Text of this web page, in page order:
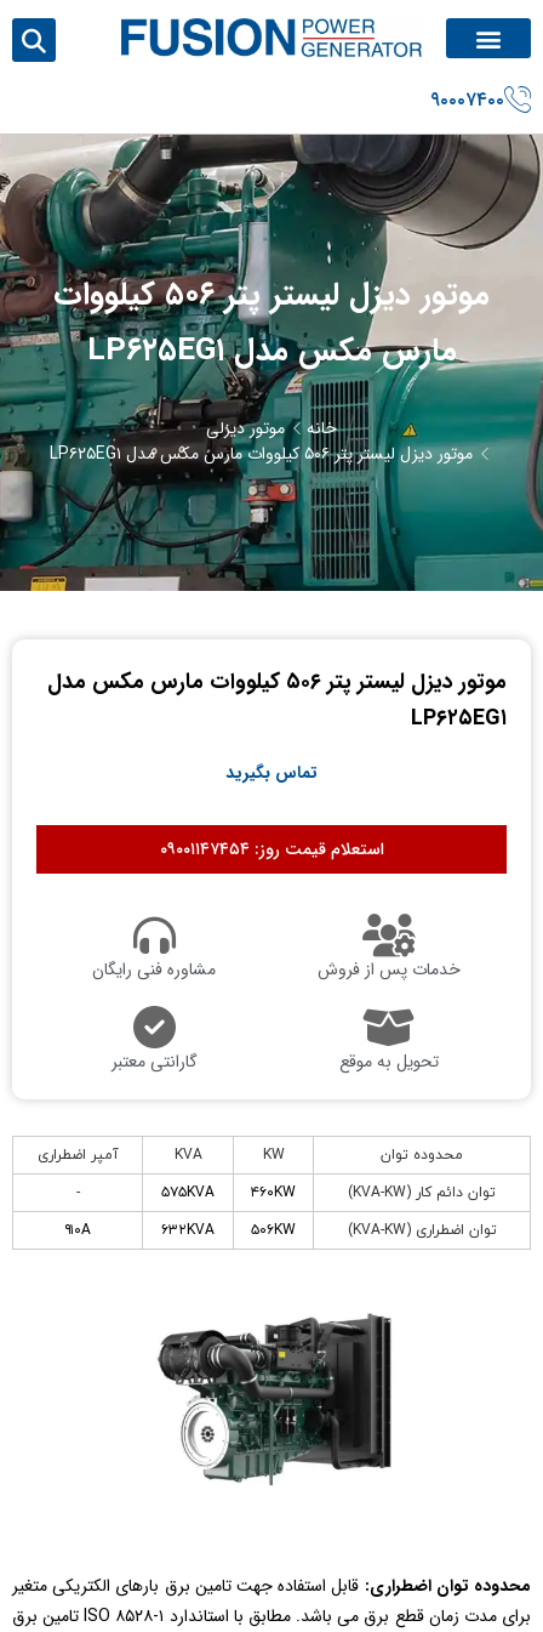
۹۰۰۰۷۴۰۰
موتور دیزل لیستر پتر ۵۰۶ کیلووات
مارس مکس مدل LP۶۲۵EG۱
خانه
موتور دیزلی
موتور دیزل لیستر پتر ۵۰۶ کیلووات مارس مکس مدل LP۶۲۵EG۱
موتور دیزل لیستر پتر ۵۰۶ کیلووات مارس مکس مدل
LP۶۲۵EG۱
تماس بگیرید
استعلام قیمت روز: ۰۹۰۰۱۱۴۷۴۵۴
خدمات پس از فروش مشاوره فنی رایگان
تحویل به موقع گارانتی معتبر
محدوده توان KW
KVA
آمپر اضطراری
توان دائم کار (KVA-KW)
۴۶۰KW ۵۷۵KVA
-
توان اضطراری (KVA-KW)
۵۰۶KW ۶۳۲KVA ۹۱۰A
محدوده توان اضطراری: قابل استفاده جهت تامین برق بارهای الکتریکی متغیر
برای مدت زمان قطع برق می باشد. مطابق با استاندارد ISO ۸۵۲۸-۱ تامین برق